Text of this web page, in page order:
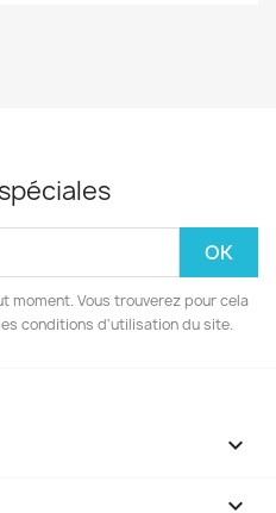
moment. Vous trouverez pour cela
conditions d'utilisation du site.

